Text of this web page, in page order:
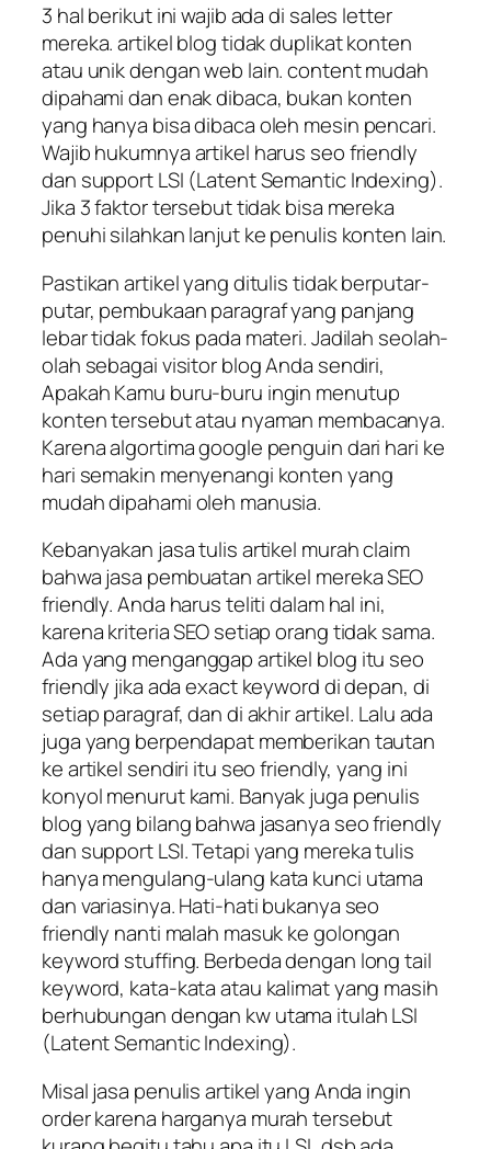
3 hal berikut ini wajib ada di sales letter
mereka. artikel blog tidak duplikat konten
atau unik dengan web lain. content mudah
dipahami dan enak dibaca, bukan konten
yang hanya bisa dibaca oleh mesin pencari.
Wajib hukumnya artikel harus seo friendly
dan support LSI (Latent Semantic Indexing).
Jika 3 faktor tersebut tidak bisa mereka
penuhi silahkan lanjut ke penulis konten lain.
Pastikan artikel yang ditulis tidak berputar-
putar, pembukaan paragraf yang panjang
lebar tidak fokus pada materi. Jadilah seolah-
olah sebagai visitor blog Anda sendiri,
Apakah Kamu buru-buru ingin menutup
konten tersebut atau nyaman membacanya.
Karena algortima google penguin dari hari ke
hari semakin menyenangi konten yang
mudah dipahami oleh manusia.
Kebanyakan jasa tulis artikel murah claim
bahwa jasa pembuatan artikel mereka SEO
friendly. Anda harus teliti dalam hal ini,
karena kriteria SEO setiap orang tidak sama.
Ada yang menganggap artikel blog itu seo
friendly jika ada exact keyword di depan, di
setiap paragraf, dan di akhir artikel. Lalu ada
juga yang berpendapat memberikan tautan
ke artikel sendiri itu seo friendly, yang ini
konyol menurut kami. Banyak juga penulis
blog yang bilang bahwa jasanya seo friendly
dan support LSI. Tetapi yang mereka tulis
hanya mengulang-ulang kata kunci utama
dan variasinya. Hati-hati bukanya seo
friendly nanti malah masuk ke golongan
keyword stuffing. Berbeda dengan long tail
keyword, kata-kata atau kalimat yang masih
berhubungan dengan kw utama itulah LSI
(Latent Semantic Indexing).
Misal jasa penulis artikel yang Anda ingin
order karena harganya murah tersebut